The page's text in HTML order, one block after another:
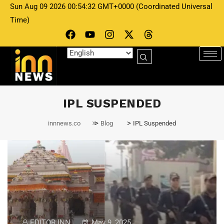
Sun Aug 09 2026 00:54:32 GMT+0000 (Coordinated Universal
Time)
IPL SUSPENDED
innnews.co > Blog > IPL Suspended